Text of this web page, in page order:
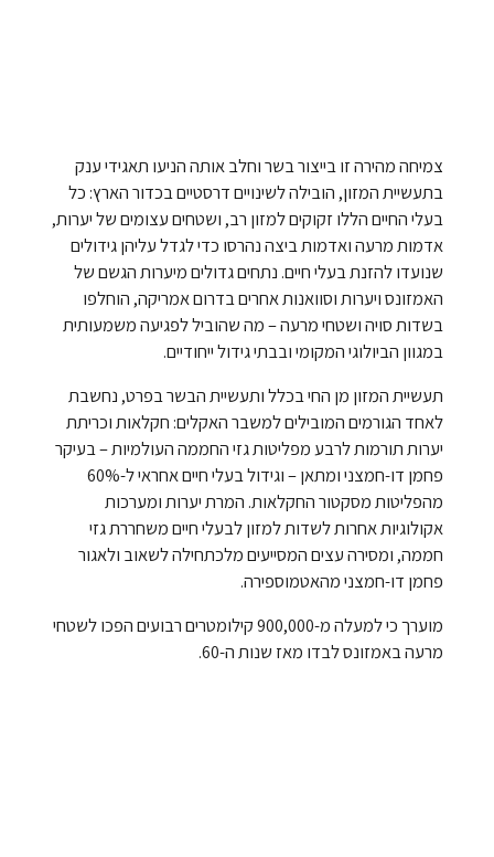
צמיחה מהירה זו בייצור בשר וחלב אותה הניעו תאגידי ענק
בתעשיית המזון, הובילה לשינויים דרסטיים בכדור הארץ: כל
בעלי החיים הללו זקוקים למזון רב, ושטחים עצומים של יערות,
אדמות מרעה ואדמות ביצה נהרסו כדי לגדל עליהן גידולים
שנועדו להזנת בעלי חיים. נתחים גדולים מיערות הגשם של
האמזונס ויערות וסוואנות אחרים בדרום אמריקה, הוחלפו
בשדות סויה ושטחי מרעה – מה שהוביל לפגיעה משמעותית
במגוון הביולוגי המקומי ובבתי גידול ייחודיים.
תעשיית המזון מן החי בכלל ותעשיית הבשר בפרט, נחשבת
לאחד הגורמים המובילים למשבר האקלים: חקלאות וכריתת
יערות תורמות לרבע מפליטות גזי החממה העולמיות – בעיקר
פחמן דו-חמצני ומתאן – וגידול בעלי חיים אחראי ל-60%
מהפליטות מסקטור החקלאות. המרת יערות ומערכות
אקולוגיות אחרות לשדות למזון לבעלי חיים משחררת גזי
חממה, ומסירה עצים המסייעים מלכתחילה לשאוב ולאגור
פחמן דו-חמצני מהאטמוספירה.
מוערך כי למעלה מ-900,000 קילומטרים רבועים הפכו לשטחי
מרעה באמזונס לבדו מאז שנות ה-60.